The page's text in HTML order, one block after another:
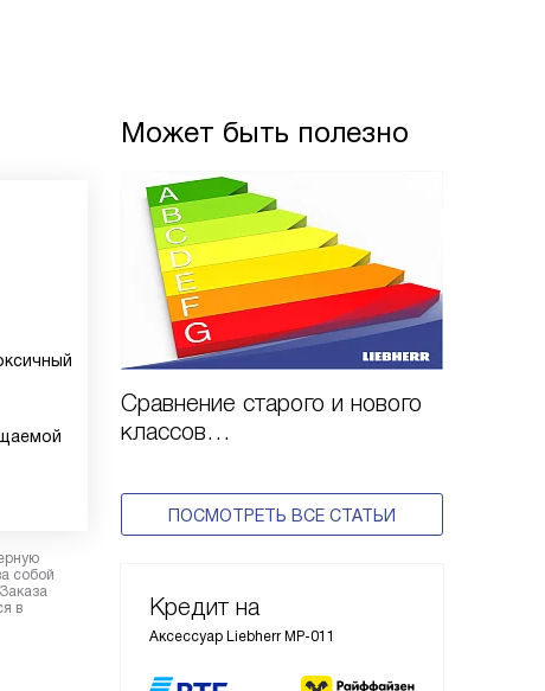
Может быть полезно
Сравнение старого и нового
классов
ПОСМОТРЕТЬ ВСЕ СТАТЬИ
Кредит на
Аксессуар Liebherr MP-011
собой
в